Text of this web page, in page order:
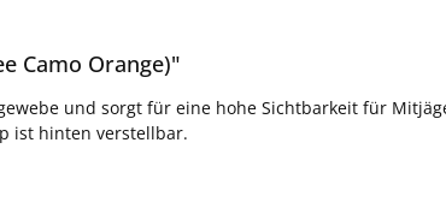
Camo Orange)"
und sorgt für eine hohe Sichtbarkeit für
ist hinten verstellbar.